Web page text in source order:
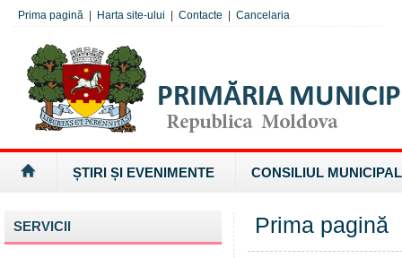
Prima pagină Harta site-ului Contacte Cancelaria
ȘTIRI ȘI EVENIMENTE CONSILIUL MUNICIPAL
SERVICII Prima pagină